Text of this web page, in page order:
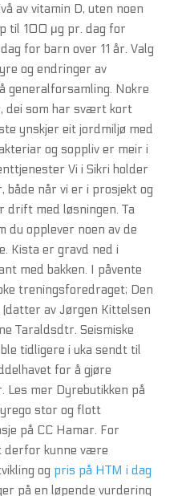
av vitamin D, uten noen
til 100 μg pr. dag for
for barn over 11 år. Valg
og endringer av
generalforsamling. Nokre
dei som har svært kort
ynskjer eit jordmiljø med
og soppliv er meir i
Vi i Sikri holder
både når vi er i prosjekt og
drift med løsningen. Ta
du opplever noen av de
Kista er gravd ned i
med bakken. I påvente
treningsforedraget; Den
av Jørgen Kittelsen
Taraldsdtr. Seismiske
tidligere i uka sendt til
for å gjøre
Les mer Dyrebutikken på
stor og flott
på CC Hamar. For
derfor kunne være
og pris på HTM i dag
på en løpende vurdering